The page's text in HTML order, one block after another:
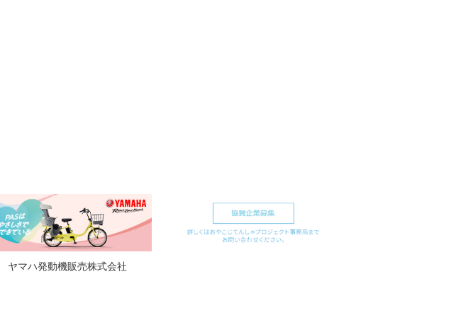
ヤマハ発動機販売株式会社